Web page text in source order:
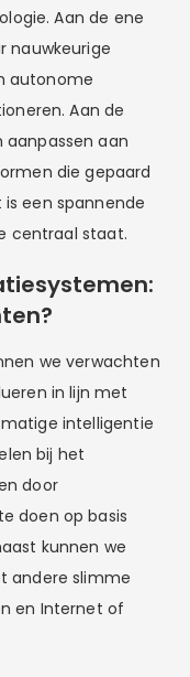
Aan de ene
nauwkeurige
autonome
Aan de
aan
die gepaard
een spannende
centraal staat.
we verwachten
in lijn met
intelligentie
bij het
door
doen op basis
kunnen we
andere slimme
en Internet of